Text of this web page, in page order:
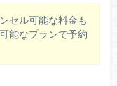
セル可能な料金も
能なプランで予約